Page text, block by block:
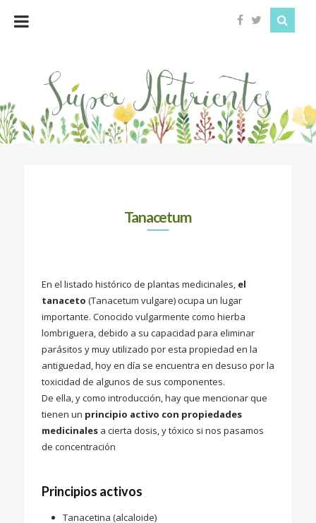
Super
Nutrientes
Tanacetum
En el listado histórico de plantas medicinales, el
tanaceto (Tanacetum vulgare) ocupa un lugar
importante. Conocido vulgarmente como hierba
lombriguera, debido a su capacidad para eliminar
parásitos y muy utilizado por esta propiedad en la
antiguedad, hoy en día se encuentra en desuso por la
toxicidad de algunos de sus componentes.
De ella, y como introducción, hay que mencionar que
tienen un principio activo con propiedades
medicinalesa cierta dosis, y tóxico si nos pasamos
de concentración
Principios activos
Tanacetina (alcaloide)